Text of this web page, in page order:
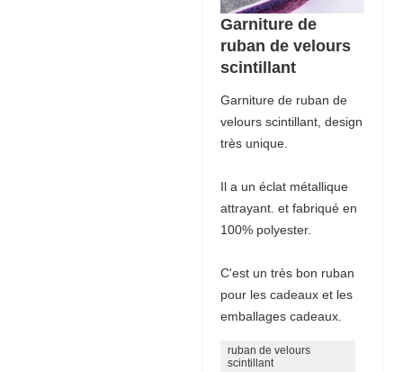
Garniture de
ruban de velours
scintillant
Garniture de ruban de
velours scintillant, design
très unique.
Il a un éclat métallique
attrayant. et fabriqué en
100% polyester.
C'est un très bon ruban
pour les cadeaux et les
emballages cadeaux.
ruban de velours
scintillant